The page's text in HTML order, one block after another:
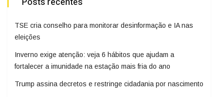
TSE cria conselho para monitorar desinformação e IA nas
eleições
Inverno exige atenção: veja 6 hábitos que ajudam a
fortalecer a imunidade na estação mais fria do ano
Trump assina decretos e restringe cidadania por nascimento